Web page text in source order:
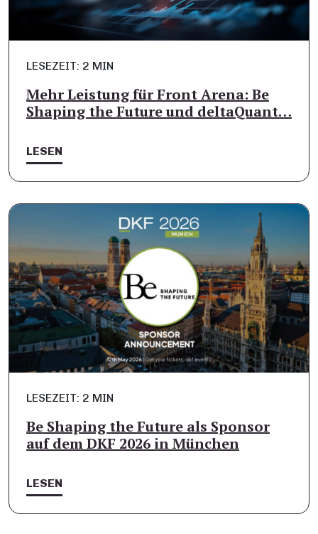
LESEZEIT: 2 MIN
Mehr Leistung für Front Arena: Be
Shaping the Future und deltaQuant…
LESEN
LESEZEIT: 2 MIN
Be Shaping the Future als Sponsor
auf dem DKF 2026 in München
LESEN